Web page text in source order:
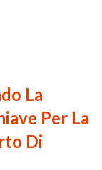
La
Per La
Di